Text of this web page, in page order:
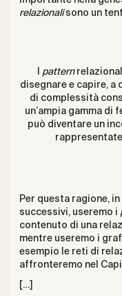
relazionalisono un
pattern
disegnare e capire, a
di complessità
un’ampia gamma di
può diventare un
Per questa ragione,
successivi, useremo i
contenuto di una
mentre useremo i
esempio le reti di
affronteremo nel
[…]